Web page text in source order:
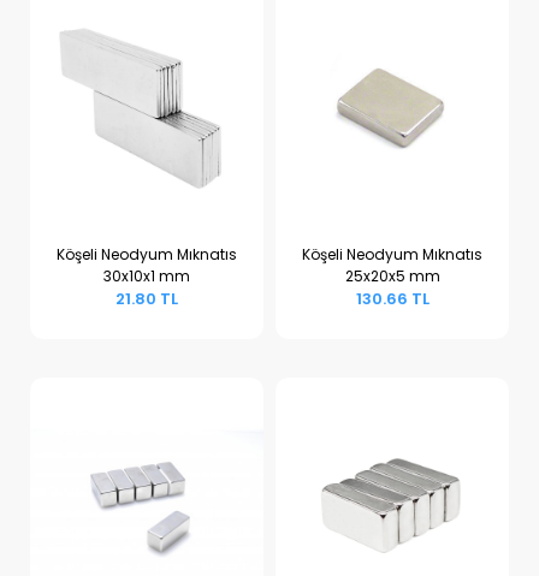
Sepete Ekle
Köşeli Neodyum Mıknatıs
30x10x1 mm
21.80 TL
Sepete Ekle
Köşeli Neodyum Mıknatıs
25x20x5 mm
130.66 TL